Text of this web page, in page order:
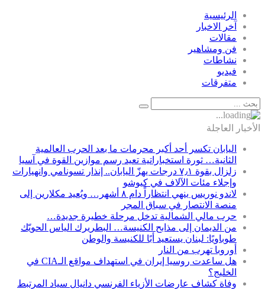
الرئيسية
آخر الاخبار
مقالات
فن ومشاهير
نشاطات
فيديو
متفرقات
الأخبار العاجلة
اليابان تكسر أحد أكبر محرمات ما بعد الحرب العالمية
الثانية… ثورة استخباراتية تعيد رسم موازين القوة في آسيا
زلزال بقوة ٧٫١ درجات يهزّ اليابان.. إنذار تسونامي وانهيارات
وإجلاء مئات الآلاف في كيوشو
لاندو نوريس ينهي انتظاراً دام ٨ أشهر… ويُعيد مكلارين إلى
منصة الانتصار في سباق المجر
حرب مالي الشمالية تدخل مرحلة خطيرة جديدة…
من الديمان إلى مذابح الكنيسة… البطريرك الياس الحويّك
طوباويًا: لبنان يستعيد أبًا للكنيسة والوطن
أوروبا تهرب من النار
هل ساعدت روسيا إيران في استهداف مواقع الـCIA في
الخليج؟
وفاة كشاف عارضات الأزياء الفرنسي دانيال سياد المرتبط